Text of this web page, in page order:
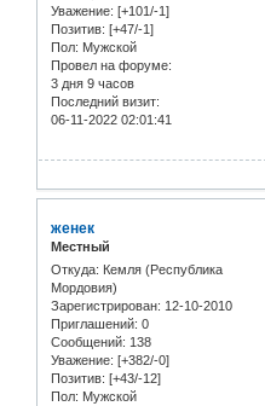
Уважение: [+101/-1]
Позитив: [+47/-1]
Пол: Мужской
Провел на форуме:
3 дня 9 часов
Последний визит:
06-11-2022 02:01:41
женек
Местный
Откуда: Кемля (Республика
Мордовия)
Зарегистрирован: 12-10-2010
Приглашений: 0
Сообщений: 138
Уважение: [+382/-0]
Позитив: [+43/-12]
Пол: Мужской